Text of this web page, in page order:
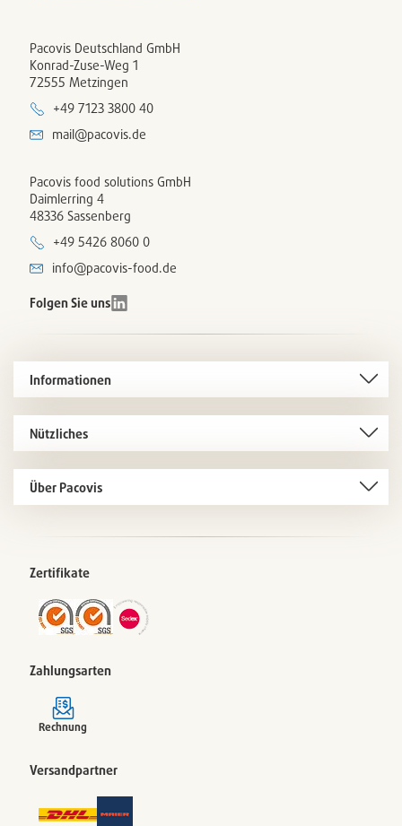
Pacovis Deutschland GmbH
Konrad-Zuse-Weg 1
72555 Metzingen
+49 7123 3800 40
mail@pacovis.de
Pacovis food solutions GmbH
Daimlerring 4
48336 Sassenberg
+49 5426 8060 0
info@pacovis-food.de
Folgen Sie uns
Informationen
Nützliches
Über Pacovis
Zertifikate
Zahlungsarten
Rechnung
Versandpartner